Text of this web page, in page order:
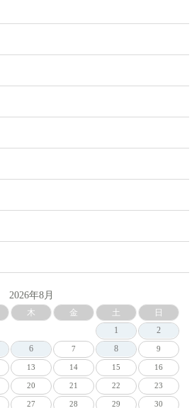
2026年8月
木 金 土
日
1
2
6 7 8 9
13 14 15 16
20 21 22 23
27 28 29 30